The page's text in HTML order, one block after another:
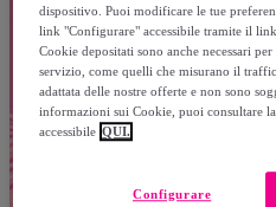
dispositivo. Puoi modificare le tue
link "Configurare" accessibile tramite il
Cookie depositati sono anche necessari
servizio, come quelli che misurano il
adattata delle nostre offerte e non sono
informazioni sui Cookie, puoi consultare
accessibile QUI.
Configurare